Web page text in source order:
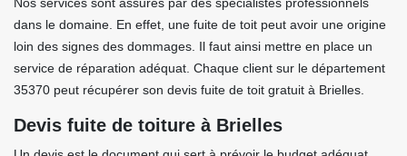
dans le domaine. En effet, une fuite de toit peut avoir une origine
loin des signes des dommages. Il faut ainsi mettre en place un
service de réparation adéquat. Chaque client sur le département
35370 peut récupérer son devis fuite de toit gratuit à Brielles.
Devis fuite de toiture à Brielles